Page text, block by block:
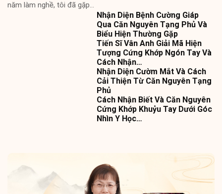
năm làm nghề, tôi đã gặp…
Nhận Diện Bệnh Cường Giáp
Qua Căn Nguyên Tạng Phủ Và
Biểu Hiện Thường Gặp
Tiến Sĩ Vân Anh Giải Mã Hiện
Tượng Cứng Khớp Ngón Tay Và
Cách Nhận…
Nhận Diện Cườm Mắt Và Cách
Cải Thiện Từ Căn Nguyên Tạng
Phủ
Cách Nhận Biết Và Căn Nguyên
Cứng Khớp Khuỷu Tay Dưới Góc
Nhìn Y Học…